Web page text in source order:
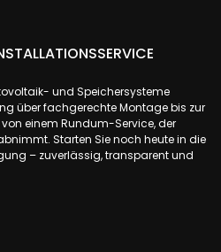
und Speichersysteme
über fachgerechte Montage bis zur
einem Rundum-Service, der
Starten Sie noch heute in die
– zuverlässig, transparent und